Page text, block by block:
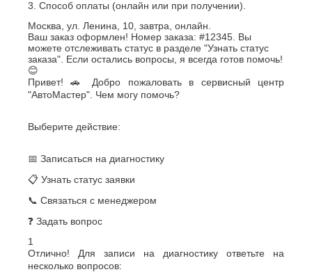
3. Способ оплаты (онлайн или при получении).
Москва, ул. Ленина, 10, завтра, онлайн.
Ваш заказ оформлен! Номер заказа: #12345. Вы
можете отслеживать статус в разделе "Узнать статус
заказа". Если остались вопросы, я всегда готов помочь!
😊
Привет! 🚗 Добро пожаловать в сервисный центр
"АвтоМастер". Чем могу помочь?
Выберите действие:
📅 Записаться на диагностику
📋 Узнать статус заявки
📞 Связаться с менеджером
❓ Задать вопрос
1
Отлично! Для записи на диагностику ответьте на
несколько вопросов: